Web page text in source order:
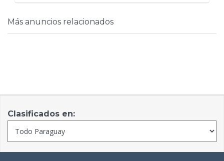
Más anuncios relacionados
Clasificados en: